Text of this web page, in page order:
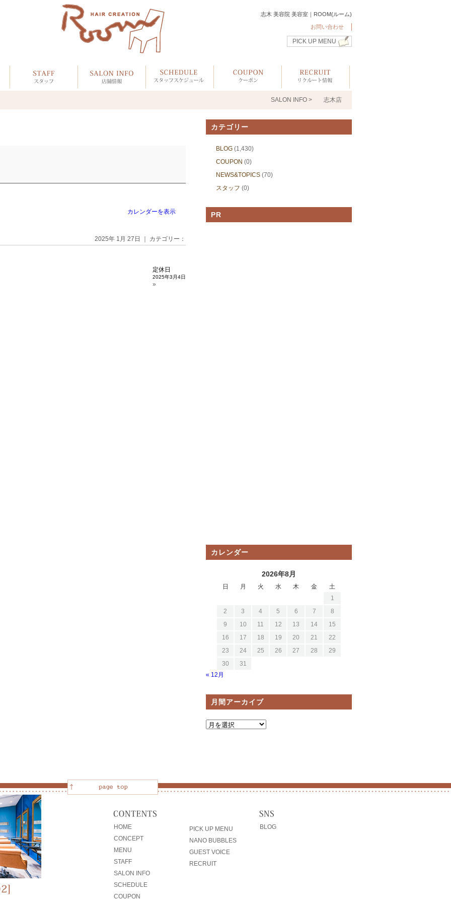
志木 美容院 美容室｜ROOM(ルーム)
お問い合わせ
PICK UP MENU
SALON INFO > 志木店
カレンダーを表示
2025年 1月 27日 ｜ カテゴリー：
定休日
2025年3月4日
»
カテゴリー
BLOG (1,430)
COUPON (0)
NEWS&TOPICS (70)
スタッフ (0)
PR
カレンダー
2026年8月
日 月 火 水 木 金
土
1
2
3 4 5 6 7
8
9
10 11 12 13 14
15
16
17 18 19 20 21
22
23
24 25 26 27 28
29
30
31
« 12月
月間アーカイブ
HOME
CONCEPT
MENU
STAFF
SALON INFO
SCHEDULE
COUPON
PICK UP MENU
NANO BUBBLES
GUEST VOICE
RECRUIT
BLOG